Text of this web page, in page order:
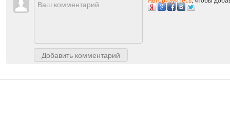
Добавить комментарий